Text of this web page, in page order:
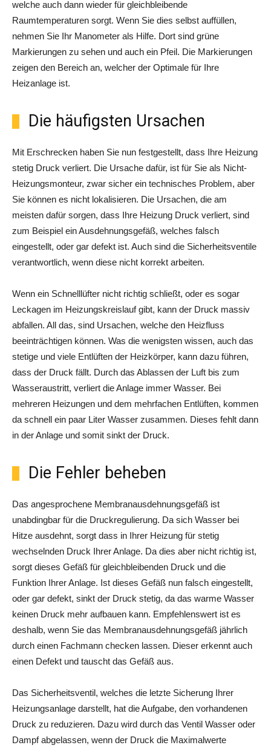
welche auch dann wieder für gleichbleibende
Raumtemperaturen sorgt. Wenn Sie dies selbst auffüllen,
nehmen Sie Ihr Manometer als Hilfe. Dort sind grüne
Markierungen zu sehen und auch ein Pfeil. Die Markierungen
zeigen den Bereich an, welcher der Optimale für Ihre
Heizanlage ist.
Die häufigsten Ursachen
Mit Erschrecken haben Sie nun festgestellt, dass Ihre Heizung
stetig Druck verliert. Die Ursache dafür, ist für Sie als Nicht-
Heizungsmonteur, zwar sicher ein technisches Problem, aber
Sie können es nicht lokalisieren. Die Ursachen, die am
meisten dafür sorgen, dass Ihre Heizung Druck verliert, sind
zum Beispiel ein Ausdehnungsgefäß, welches falsch
eingestellt, oder gar defekt ist. Auch sind die Sicherheitsventile
verantwortlich, wenn diese nicht korrekt arbeiten.
Wenn ein Schnelllüfter nicht richtig schließt, oder es sogar
Leckagen im Heizungskreislauf gibt, kann der Druck massiv
abfallen. All das, sind Ursachen, welche den Heizfluss
beeinträchtigen können. Was die wenigsten wissen, auch das
stetige und viele Entlüften der Heizkörper, kann dazu führen,
dass der Druck fällt. Durch das Ablassen der Luft bis zum
Wasseraustritt, verliert die Anlage immer Wasser. Bei
mehreren Heizungen und dem mehrfachen Entlüften, kommen
da schnell ein paar Liter Wasser zusammen. Dieses fehlt dann
in der Anlage und somit sinkt der Druck.
Die Fehler beheben
Das angesprochene Membranausdehnungsgefäß ist
unabdingbar für die Druckregulierung. Da sich Wasser bei
Hitze ausdehnt, sorgt dass in Ihrer Heizung für stetig
wechselnden Druck Ihrer Anlage. Da dies aber nicht richtig ist,
sorgt dieses Gefäß für gleichbleibenden Druck und die
Funktion Ihrer Anlage. Ist dieses Gefäß nun falsch eingestellt,
oder gar defekt, sinkt der Druck stetig, da das warme Wasser
keinen Druck mehr aufbauen kann. Empfehlenswert ist es
deshalb, wenn Sie das Membranausdehnungsgefäß jährlich
durch einen Fachmann checken lassen. Dieser erkennt auch
einen Defekt und tauscht das Gefäß aus.
Das Sicherheitsventil, welches die letzte Sicherung Ihrer
Heizungsanlage darstellt, hat die Aufgabe, den vorhandenen
Druck zu reduzieren. Dazu wird durch das Ventil Wasser oder
Dampf abgelassen, wenn der Druck die Maximalwerte